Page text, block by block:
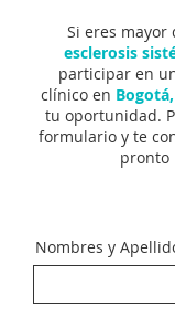
Si eres mayor
esclerosis
participar en
clínico en
tu oportunidad.
formulario y te
pronto
Nombres y